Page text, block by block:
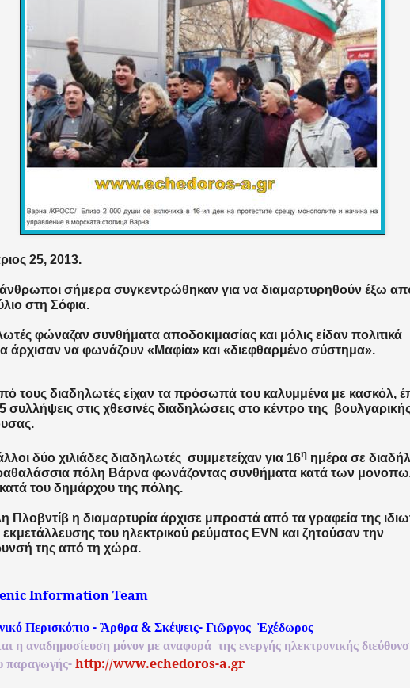
25, 2013.
άνθρωποι σήμερα συγκεντρώθηκαν για να διαμαρτυρηθούν έξω
στη Σόφια.
φώναζαν συνθήματα αποδοκιμασίας και μόλις είδαν πολιτικά
να φωνάζουν «Μαφία» και «διεφθαρμένο σύστημα».
τους διαδηλωτές είχαν τα πρόσωπά του καλυμμένα με κασκόλ,
συλλήψεις στις χθεσινές διαδηλώσεις στο κέντρο της
δύο χιλιάδες διαδηλωτές συμμετείχαν για 16η ημέρα σε
πόλη Βάρνα φωνάζοντας συνθήματα κατά των
του δημάρχου της πόλης.
Πλοβντίβ η διαμαρτυρία άρχισε μπροστά από τα γραφεία της
εκμετάλλευσης του ηλεκτρικού ρεύματος EVN και ζητούσαν την
της από τη χώρα.
Information Team
Περισκόπιο - Ἂρθρα & Σκέψεις- Γιῶργος Ἐχέδωρος
η αναδημοσίευση μόνον με αναφορά της ενεργής ηλεκτρονικής
παραγωγής-http://www.echedoros-a.gr